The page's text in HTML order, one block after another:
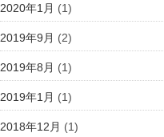
2020年1月 (1)
2019年9月 (2)
2019年8月 (1)
2019年1月 (1)
2018年12月 (1)